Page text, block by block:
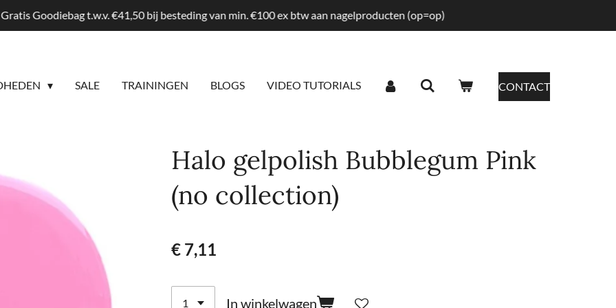
Goodiebag t.w.v. €41,50 bij besteding van min. €100 ex btw aan nagelproducten (op=op)
SALE TRAININGEN BLOGS VIDEO TUTORIALS CONTACT
Halo gelpolish Bubblegum Pink
(no collection)
€ 7,11
In winkelwagen